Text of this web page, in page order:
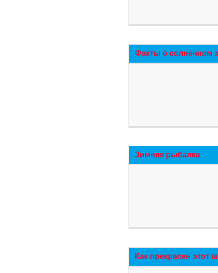
Факты о солнечном
Зимняя рыбалка
Как прекрасен этот